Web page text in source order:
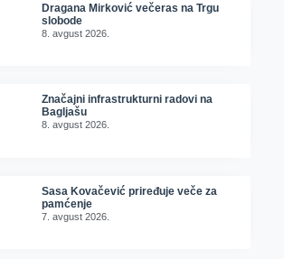
Dragana Mirković večeras na Trgu
slobode
8. avgust 2026.
Značajni infrastrukturni radovi na
Bagljašu
8. avgust 2026.
Sasa Kovačević priređuje veče za
pamćenje
7. avgust 2026.